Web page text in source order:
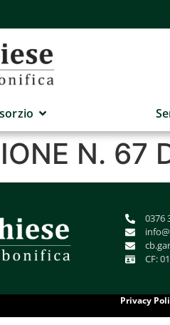
N. 67
0376
CF:
Privacy